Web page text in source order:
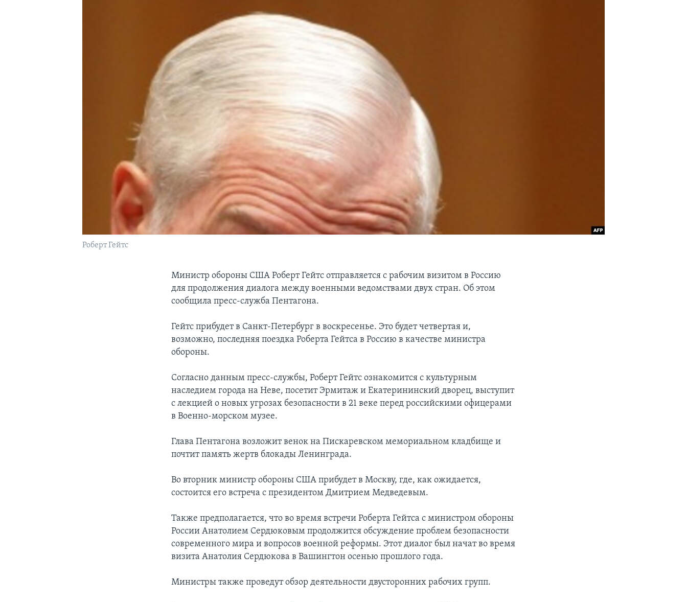
Роберт Гейтс
Министр обороны США Роберт Гейтс отправляется с рабочим визитом в Россию
для продолжения диалога между военными ведомствами двух стран. Об этом
сообщила пресс-служба Пентагона.
Гейтс прибудет в Санкт-Петербург в воскресенье. Это будет четвертая и,
возможно, последняя поездка Роберта Гейтса в Россию в качестве министра
обороны.
Согласно данным пресс-службы, Роберт Гейтс ознакомится с культурным
наследием города на Неве, посетит Эрмитаж и Екатерининский дворец, выступит
с лекцией о новых угрозах безопасности в 21 веке перед российскими офицерами
в Военно-морском музее.
Глава Пентагона возложит венок на Пискаревском мемориальном кладбище и
почтит память жертв блокады Ленинграда.
Во вторник министр обороны США прибудет в Москву, где, как ожидается,
состоится его встреча с президентом Дмитрием Медведевым.
Также предполагается, что во время встречи Роберта Гейтса с министром обороны
России Анатолием Сердюковым продолжится обсуждение проблем безопасности
современного мира и вопросов военной реформы. Этот диалог был начат во время
визита Анатолия Сердюкова в Вашингтон осенью прошлого года.
Министры также проведут обзор деятельности двусторонних рабочих групп.